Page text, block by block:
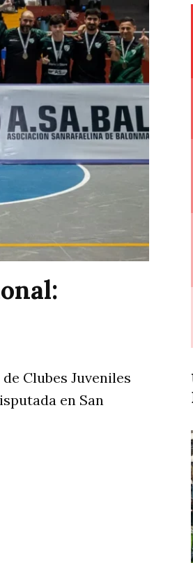
Clubes Juveniles
en San